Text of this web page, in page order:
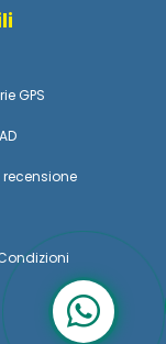
GPS